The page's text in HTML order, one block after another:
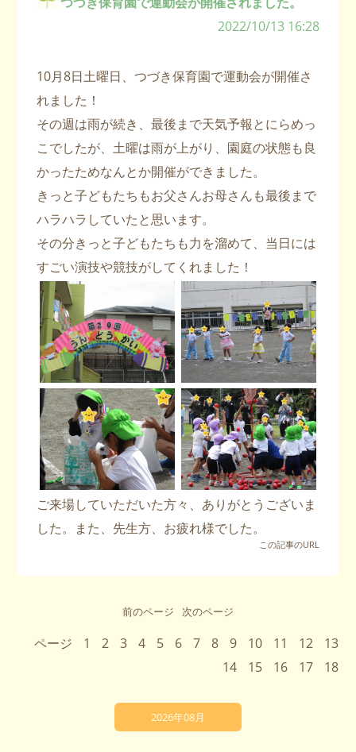
2022/10/13 16:28
10月8日土曜日、つづき保育園で運動会が開催さ
れました！
その週は雨が続き、最後まで天気予報とにらめっ
こでしたが、土曜は雨が上がり、園庭の状態も良
かったためなんとか開催ができました。
きっと子どもたちもお父さんお母さんも最後まで
ハラハラしていたと思います。
その分きっと子どもたちも力を溜めて、当日には
すごい演技や競技がしてくれました！
ご来場していただいた方々、ありがとうございま
した。また、先生方、お疲れ様でした。
この記事のURL
前のページ 次のページ
ページ 1 2 3 4 5 6 7 8 9 10 11 12
13
14
15 16 17 18
2026年08月